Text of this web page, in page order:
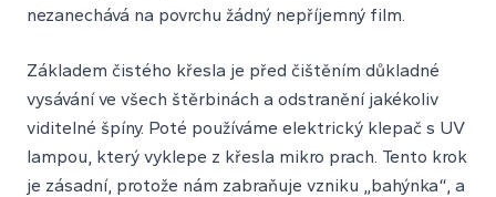
nezanechává na povrchu žádný nepříjemný film.
Základem čistého křesla je před čištěním důkladné
vysávání ve všech štěrbinách a odstranění jakékoliv
viditelné špíny. Poté používáme elektrický klepač s UV
lampou, který vyklepe z křesla mikro prach. Tento krok
je zásadní, protože nám zabraňuje vzniku „bahýnka“, a